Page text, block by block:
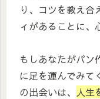
り、コツを教え合
ィがあることに、
もしあなたがパン
に足を運んでみて
の出会いは、
人生